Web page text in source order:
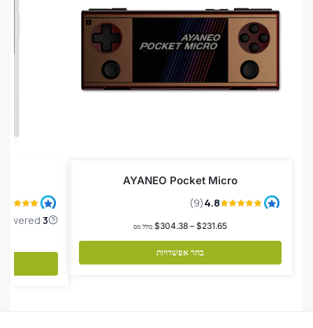
AYANEO Pocket Micro
$231.65
–
$304.38 כולל מס
בחר אפשרויות